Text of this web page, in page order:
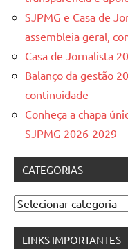
SJPMG e Casa de
assembleia geral,
Casa de Jornalista
Balanço da gestão
continuidade
Conheça a chapa
SJPMG 2026-2029
CATEGORIAS
Categorias
LINKS IMPORTANTES